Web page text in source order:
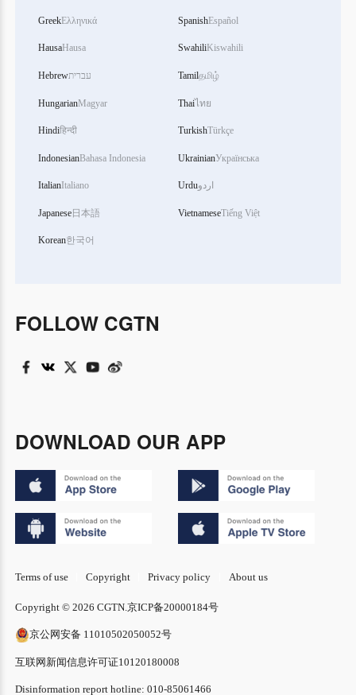
GreekΕλληνικά
HausaHausa
Hebrewעברית
HungarianMagyar
Hindiहिन्दी
IndonesianBahasa Indonesia
ItalianItaliano
Japanese日本語
Korean한국어
SpanishEspañol
SwahiliKiswahili
Tamilதமிழ்
Thaiไทย
TurkishTürkçe
UkrainianУкраїнська
Urduاردو
VietnameseTiếng Việt
FOLLOW CGTN
DOWNLOAD OUR APP
Terms of use Copyright Privacy policy About us
Copyright © 2026 CGTN. 京ICP备20000184号
京公网安备 11010502050052号
互联网新闻信息许可证10120180008
Disinformation report hotline: 010-85061466